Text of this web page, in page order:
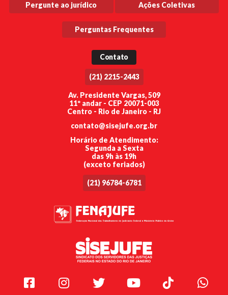
Pergunte ao jurídico Ações Coletivas
Perguntas Frequentes
Contato
(21) 2215-2443
Av. Presidente Vargas, 509
11º andar - CEP 20071-003
Centro - Rio de Janeiro - RJ
contato@sisejufe.org.br
Horário de Atendimento:
Segunda a Sexta
das 9h às 19h
(exceto feriados)
(21) 96784-6781
Facebook Instagram Twitter Youtube TikTok